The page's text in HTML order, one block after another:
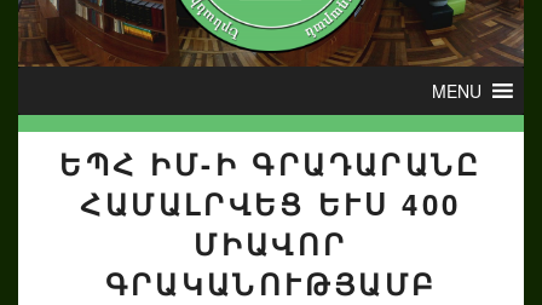
ԵՊՀ ԻՄ-Ի ԳՐԱԴԱՐԱՆԸ
ՀԱՄԱԼՐՎԵՑ ԵՒՍ 400
ՄԻԱՎՈՐ
ԳՐԱԿԱՆՈՒԹՅԱՄԲ